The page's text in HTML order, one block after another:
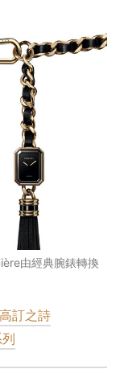
由經典腕錶轉換
訂之詩